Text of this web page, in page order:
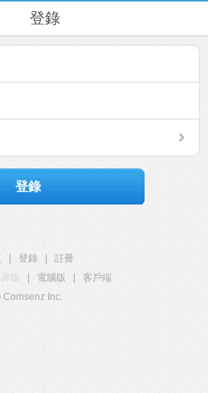
登錄
登錄
登錄
註冊
屏版 電腦版
客戶端
Comsenz Inc.